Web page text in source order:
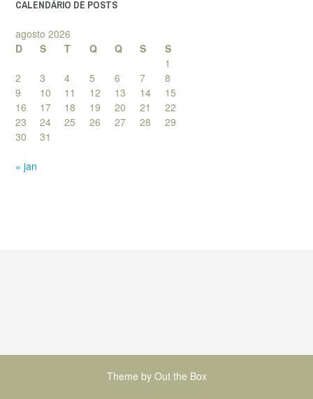
CALENDÁRIO DE POSTS
agosto 2026
D
S T Q Q S
S
1
2
3 4 5 6 7
8
9
10 11 12 13 14
15
16
17 18 19 20 21
22
23
24 25 26 27 28
29
30
31
« jan
Theme by Out the Box